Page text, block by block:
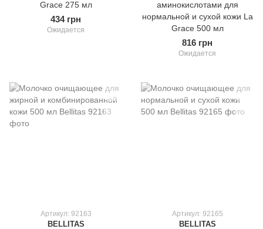
Grace 275 мл
434 грн
Ожидается
аминокислотами для
нормальной и сухой кожи La
Grace 500 мл
816 грн
Ожидается
Артикул: 92163
BELLITAS
Артикул: 92165
BELLITAS